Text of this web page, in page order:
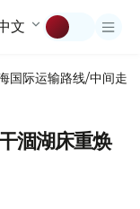
文
国际运输路线/中间走廊
涸湖床重焕